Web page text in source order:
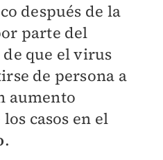
después de la
parte del
que el virus
de persona a
aumento
casos en el
.